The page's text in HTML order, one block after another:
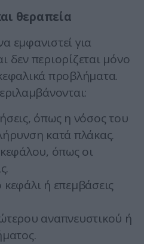
θεραπεία
εμφανιστεί για
δεν περιορίζεται μόνο
προβλήματα.
όπως η νόσος του
κατά πλάκας.
όπως οι
ή επεμβάσεις
αναπνευστικού ή